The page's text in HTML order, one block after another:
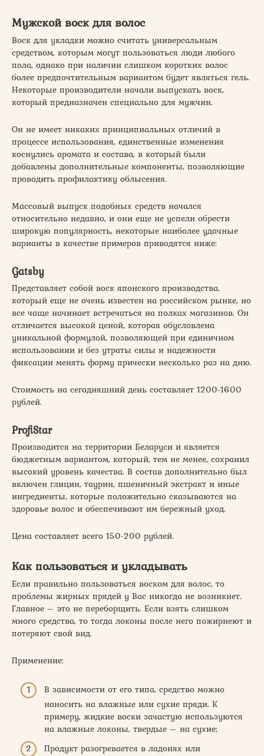
Мужской воск для волос
Воск для укладки можно считать универсальным
средством, которым могут пользоваться люди любого
пола, однако при наличии слишком коротких волос
более предпочтительным вариантом будет являться гель.
Некоторые производители начали выпускать воск,
который предназначен специально для мужчин.
Он не имеет никаких принципиальных отличий в
процессе использования, единственные изменения
коснулись аромата и состава, в который были
добавлены дополнительные компоненты, позволяющие
проводить профилактику облысения.
Массовый выпуск подобных средств начался
относительно недавно, и они еще не успели обрести
широкую популярность, некоторые наиболее удачные
варианты в качестве примеров приводятся ниже:
Gatsby
Представляет собой воск японского производства,
который еще не очень известен на российском рынке, но
все чаще начинает встречаться на полках магазинов. Он
отличается высокой ценой, которая обусловлена
уникальной формулой, позволяющей при единичном
использовании и без утраты силы и надежности
фиксации менять форму прически несколько раз на дню.
Стоимость на сегодняшний день составляет 1200-1600
рублей.
ProfiStar
Производится на территории Беларуси и является
бюджетным вариантом, который, тем не менее, сохранил
высокий уровень качества. В состав дополнительно был
включен глицин, таурин, пшеничный экстракт и иные
ингредиенты, которые положительно сказываются на
здоровье волос и обеспечивают им бережный уход.
Цена составляет всего 150-200 рублей.
Как пользоваться и укладывать
Если правильно пользоваться воском для волос, то
проблемы жирных прядей у Вас никогда не возникнет.
Главное – это не переборщить. Если взять слишком
много средства, то тогда локоны после него пожирнеют и
потеряют свой вид.
Применение:
В зависимости от его типа, средство можно
наносить на влажные или сухие пряди. К
примеру, жидкие воски зачастую используются
на влажные локоны, твердые – на сухие;
Продукт разогревается в ладонях или